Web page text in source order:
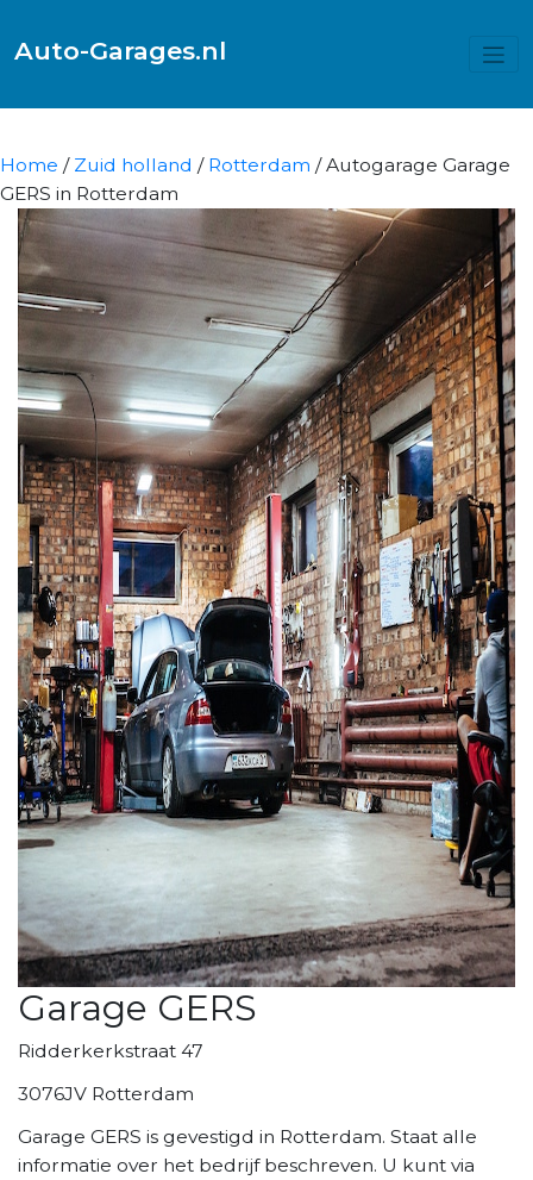
Auto-Garages.nl
Home / Zuid holland / Rotterdam / Autogarage Garage
GERS in Rotterdam
Garage GERS
Ridderkerkstraat 47
3076JV Rotterdam
Garage GERS is gevestigd in Rotterdam. Staat alle
informatie over het bedrijf beschreven. U kunt via